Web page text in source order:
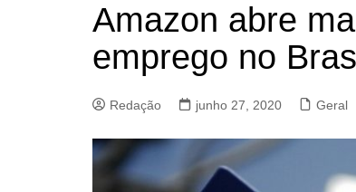
Amazon abre
emprego no
Redação junho 27, 2020 Geral